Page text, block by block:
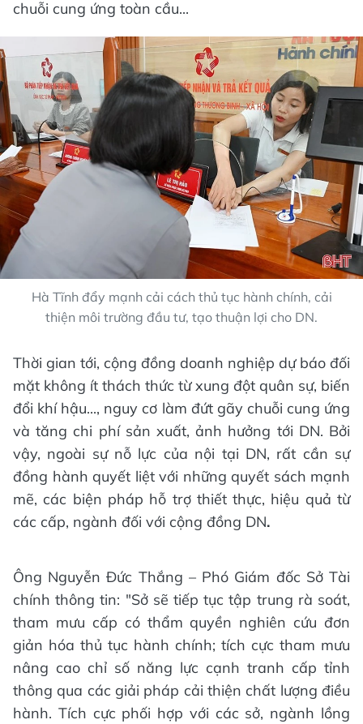
chuỗi cung ứng toàn cầu...
Hà Tĩnh đẩy mạnh cải cách thủ tục hành chính, cải
thiện môi trường đầu tư, tạo thuận lợi cho DN.
Thời gian tới, cộng đồng doanh nghiệp dự báo đối
mặt không ít thách thức từ xung đột quân sự, biến
đổi khí hậu..., nguy cơ làm đứt gãy chuỗi cung ứng
và tăng chi phí sản xuất, ảnh hưởng tới DN. Bởi
vậy, ngoài sự nỗ lực của nội tại DN, rất cần sự
đồng hành quyết liệt với những quyết sách mạnh
mẽ, các biện pháp hỗ trợ thiết thực, hiệu quả từ
các cấp, ngành đối với cộng đồng DN.
Ông Nguyễn Đức Thắng – Phó Giám đốc Sở Tài
chính thông tin: "Sở sẽ tiếp tục tập trung rà soát,
tham mưu cấp có thẩm quyền nghiên cứu đơn
giản hóa thủ tục hành chính; tích cực tham mưu
nâng cao chỉ số năng lực cạnh tranh cấp tỉnh
thông qua các giải pháp cải thiện chất lượng điều
hành. Tích cực phối hợp với các sở, ngành lồng